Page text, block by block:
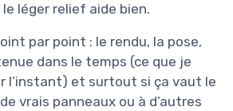
le léger relief aide bien.
par point : le rendu, la pose,
dans le temps (ce que je
l’instant) et surtout si ça vaut le
vrais panneaux ou à d’autres